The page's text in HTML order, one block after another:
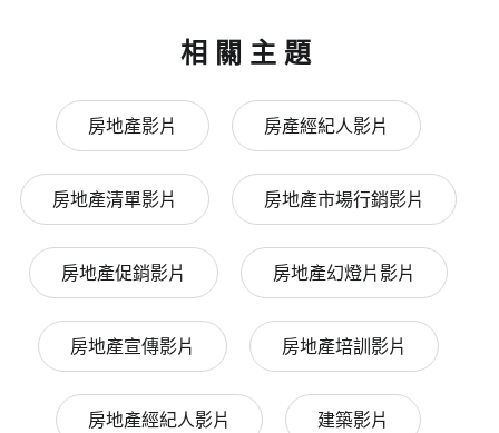
相關主題
房地產影片 房產經紀人影片
房地產清單影片 房地產市場行銷影片
房地產促銷影片 房地產幻燈片影片
房地產宣傳影片 房地產培訓影片
房地產經紀人影片 建築影片